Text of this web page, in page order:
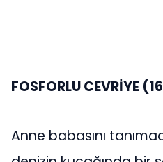
FOSFORLU CEVRİYE
Anne babasını